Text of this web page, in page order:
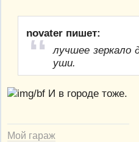
novater пишет:
лучшее
уши.
И в городе тоже.
Мой гараж